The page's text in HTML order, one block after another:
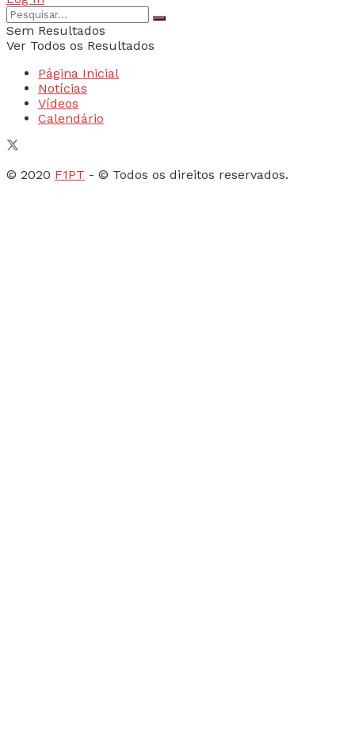
Sem Resultados
Ver Todos os Resultados
Página Inicial
Notícias
Vídeos
Calendário
© 2020 F1PT - © Todos os direitos reservados.